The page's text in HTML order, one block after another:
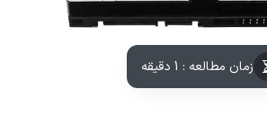
زمان مطالعه : 1 دقیقه